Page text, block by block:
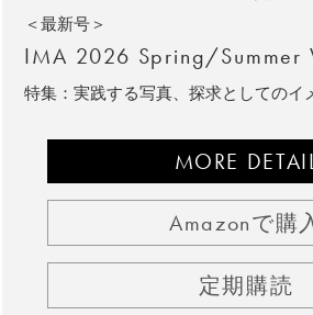
＜最新号＞
IMA 2026 Spring/Summer
特集：実践する写真、探求としてのイ
MORE
Amazonで購
定期購読